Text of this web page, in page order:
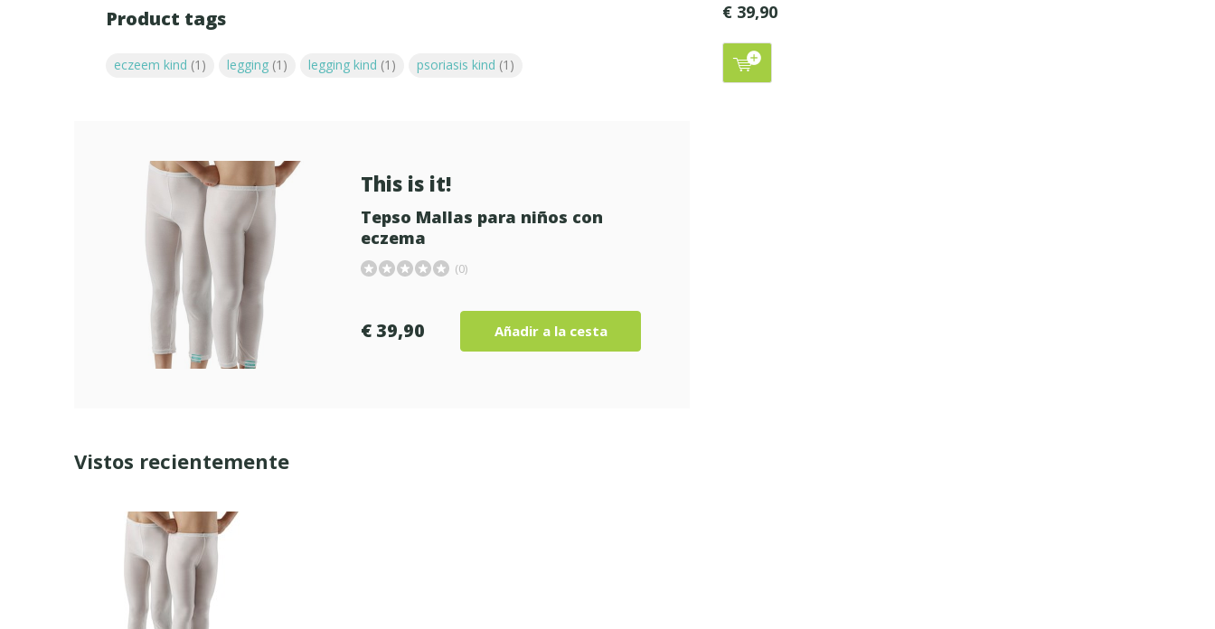
Product tags
eczeem kind (1) legging (1) legging kind (1) psoriasis kind (1)
This is it!
Tepso Mallas para niños con
eczema
(0)
€ 39,90 Añadir a la cesta
€ 39,90
Vistos recientemente